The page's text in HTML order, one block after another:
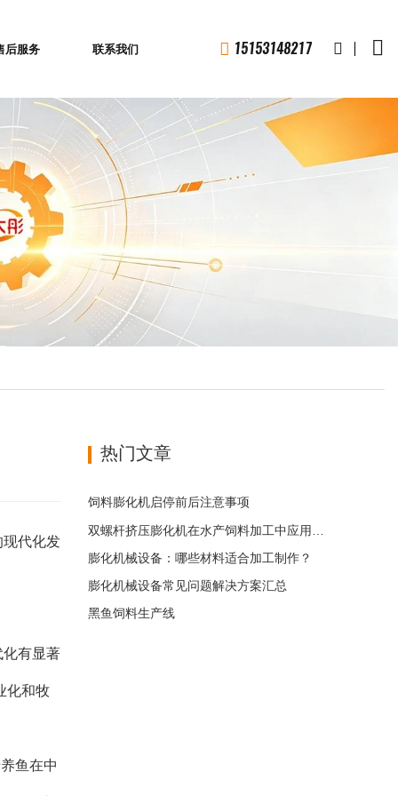
后服务 联系我们 15153148217
现代化发
化有显著
化和牧
鱼在中
热门文章
饲料膨化机启停前后注意事项
膨化机械设备：哪些材料适合加工制作？
膨化机械设备常见问题解决方案汇总
黑鱼饲料生产线